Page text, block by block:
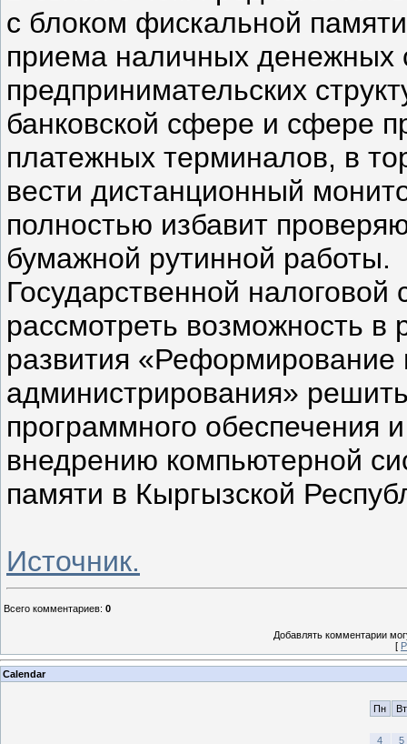
с блоком фискальной
приема наличных денежных
предпринимательских
банковской сфере и сфере
платежных терминалов, в
вести дистанционный
полностью избавит
бумажной рутинной работы.
Государственной налоговой
рассмотреть возможность в
развития «Реформирование
администрирования»
программного обеспечения
внедрению компьютерной
памяти в Кыргызской
Источник.
Всего комментариев: 0
Добавлять комментарии
[
Calendar
Пн Вт
4 5